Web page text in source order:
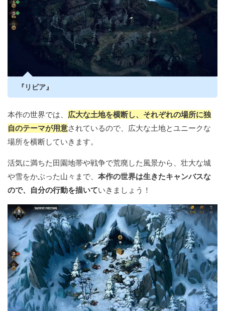
『リビア』
本作の世界では、 広大な土地を横断し、それぞれの場所に独
自のテーマが用意されているので、広大な土地とユニークな
場所を横断していきます。
活気に満ちた田園地帯や戦争で荒廃した風景から、壮大な城
や雪をかぶった山々まで、 本作の世界は生きたキャンバスな
ので、自分の行動を描いていきましょう！